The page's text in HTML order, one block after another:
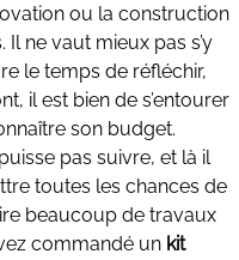
ou la construction
ne vaut mieux pas s’y
le temps de réfléchir,
il est bien de s’entourer
son budget.
pas suivre, et là il
toutes les chances de
beaucoup de travaux
commandé un kit